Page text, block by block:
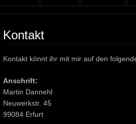
Kontakt
Kontakt könnt ihr mit mir auf den
Anschrift:
Martin Dannehl
Neuwerkstr. 45
99084 Erfurt